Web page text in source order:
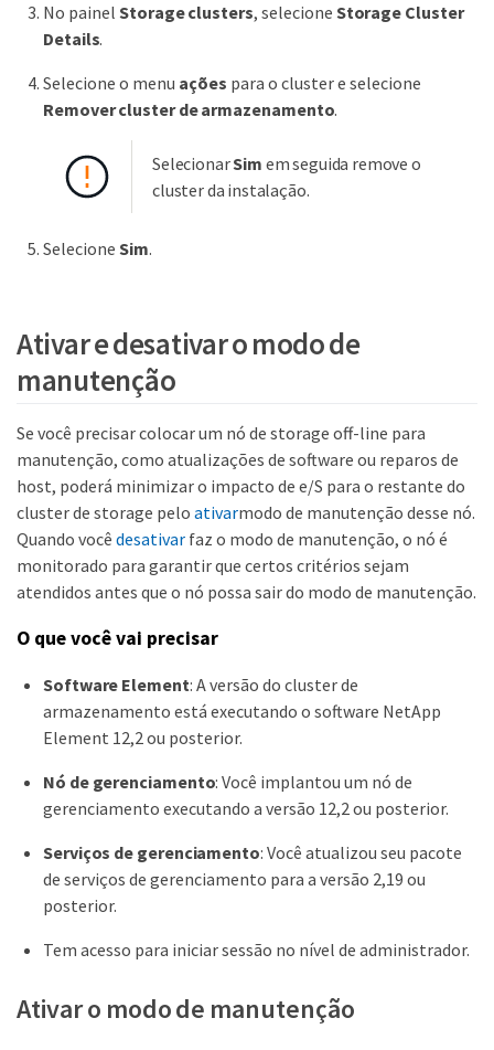
No painel Storage clusters, selecione Storage Cluster
Details.
Selecione o menu ações para o cluster e selecione
Remover cluster de armazenamento.
SelecionarSim em seguida remove o
cluster da instalação.
Selecione Sim.
Ativar e desativar o modo de
manutenção
Se você precisar colocar um nó de storage off-line para
manutenção, como atualizações de software ou reparos de
host, poderá minimizar o impacto de e/S para o restante do
cluster de storage pelo ativarmodo de manutenção desse nó.
Quando você desativar faz o modo de manutenção, o nó é
monitorado para garantir que certos critérios sejam
atendidos antes que o nó possa sair do modo de manutenção.
O que você vai precisar
Software Element: A versão do cluster de
armazenamento está executando o software NetApp
Element 12,2 ou posterior.
Nó de gerenciamento: Você implantou um nó de
gerenciamento executando a versão 12,2 ou posterior.
Serviços de gerenciamento: Você atualizou seu pacote
de serviços de gerenciamento para a versão 2,19 ou
posterior.
Tem acesso para iniciar sessão no nível de administrador.
Ativar o modo de manutenção